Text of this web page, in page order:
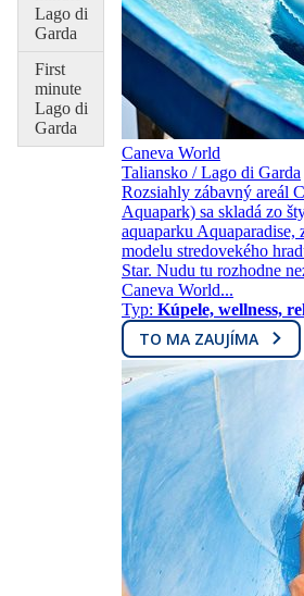
Lago di
Garda
First
minute
Lago di
Garda
Caneva World
Taliansko / Lago di Garda
Rozsiahly zábavný areál
Aquapark) sa skladá zo
aquaparku
modelu stredovekého
Star. Nudu tu rozhodne
Caneva World...
Typ: Kúpele, wellness,
TO MA ZAUJÍMA